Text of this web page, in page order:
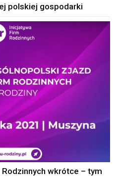
polskiej gospodarki
wkrótce – tym